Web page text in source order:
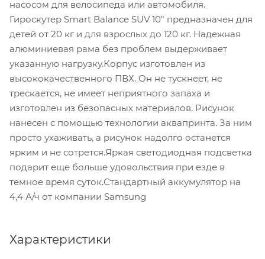
насосом для велосипеда или автомобиля.
Гироскутер Smart Balance SUV 10" предназначен для
детей от 20 кг и для взрослых до 120 кг. Надежная
алюминиевая рама без проблем выдерживает
указанную нагрузку.Корпус изготовлен из
высококачественного ПВХ. Он не тускнеет, не
трескается, не имеет неприятного запаха и
изготовлен из безопасных материалов. Рисунок
нанесен с помощью технологии аквапринта. За ним
просто ухаживать, а рисунок надолго останется
ярким и не сотрется.Яркая светодиодная подсветка
подарит еще больше удовольствия при езде в
темное время суток.Стандартный аккумулятор на
4,4 А/ч от компании Samsung
Характеристики